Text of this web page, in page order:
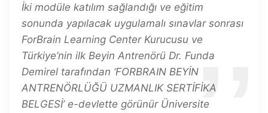
İki modüle katılım sağlandığı ve eğitim
sonunda yapılacak uygulamalı sınavlar sonrası
ForBrain Learning Center Kurucusu ve
Türkiye’nin ilk Beyin Antrenörü Dr. Funda
Demirel tarafından ‘FORBRAIN BEYİN
ANTRENÖRLÜĞÜ UZMANLIK SERTİFİKA
BELGESİ’ e-devlette görünür Üniversite